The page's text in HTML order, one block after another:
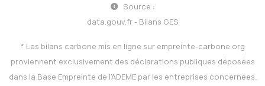
Source :
data.gouv.fr - Bilans GES
* Les bilans carbone mis en ligne sur empreinte-carbone.org
proviennent exclusivement des déclarations publiques déposées
dans la Base Empreinte de l’ADEME par les entreprises concernées.